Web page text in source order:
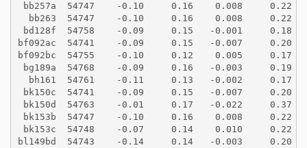
bb257a  54747    -0.10     0.16    0.008     0.22
  bb263  54747    -0.10     0.16    0.008     0.22
bd128f  54758    -0.09     0.15   -0.001     0.18
bf092ac  54741    -0.09     0.15   -0.007     0.20
bf092bc  54755    -0.10     0.12    0.005     0.17
bg189a  54768    -0.09     0.16   -0.003     0.19
  bh161  54761    -0.11     0.13   -0.002     0.17
bk150c  54741    -0.09     0.15   -0.007     0.20
bk150d  54763    -0.01     0.17   -0.022     0.37
bk153b  54747    -0.10     0.16    0.008     0.22
bk153c  54748    -0.07     0.14    0.010     0.22
bl149bd  54743    -0.14     0.14   -0.003     0.20